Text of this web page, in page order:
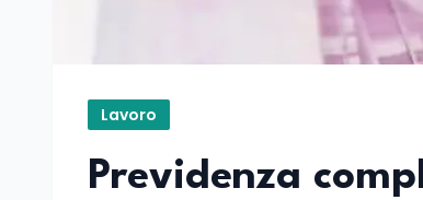
Lavoro
Previdenza